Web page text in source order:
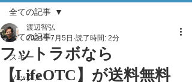
全ての記事
スキー
ソックス
全ての記事
フットラボなら
【LifeOTC】が送料無料
渡辺智弘
2024年7月5日 読了時間: 2分